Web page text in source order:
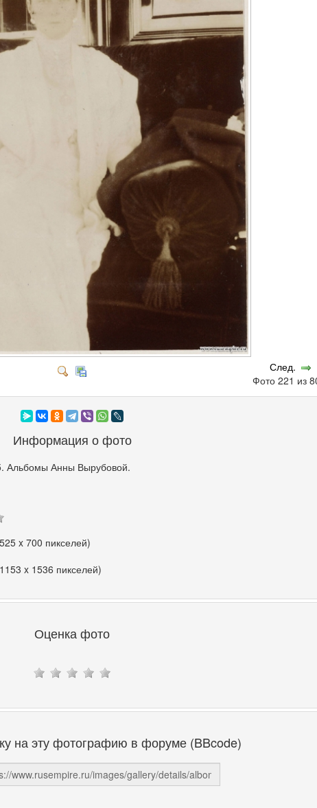
След.
Фото 221 из
Информация о фото
Альбомы Анны Вырубовой.
x 700 пикселей)
x 1536 пикселей)
Оценка фото
на эту фотографию в форуме (BBcode)